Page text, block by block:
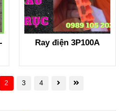
Ray điện 3P100A
2 3 4